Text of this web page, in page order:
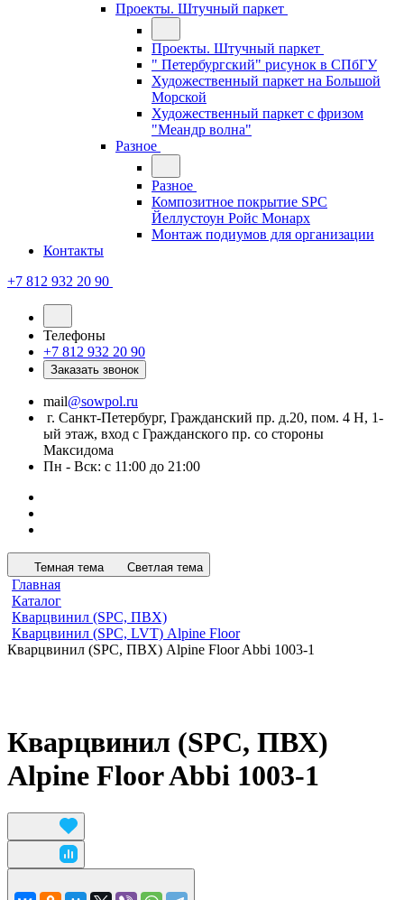
Проекты. Штучный паркет
Проекты. Штучный паркет
" Петербургский" рисунок в СПбГУ
Художественный паркет на Большой
Морской
Художественный паркет с фризом
"Меандр волна"
Разное
Разное
Композитное покрытие SPC
Йеллустоун Ройс Монарх
Монтаж подиумов для организации
Контакты
+7 812 932 20 90
Телефоны
+7 812 932 20 90
Заказать звонок
mail@sowpol.ru
г. Санкт-Петербург, Гражданский пр. д.20, пом. 4 Н, 1-
ый этаж, вход с Гражданского пр. со стороны
Максидома
Пн - Вск: с 11:00 до 21:00
Темная тема Светлая тема
Главная
Каталог
Кварцвинил (SPC, ПВХ)
Кварцвинил (SPC, LVT) Alpine Floor
Кварцвинил (SPC, ПВХ) Alpine Floor Abbi 1003-1
Кварцвинил (SPC, ПВХ)
Alpine Floor Abbi 1003-1